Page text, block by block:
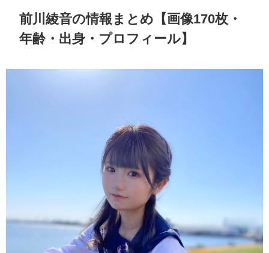
前川綾音の情報まとめ【画像170枚・
年齢・出身・プロフィール】